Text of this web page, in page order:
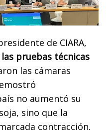
de CIARA,
pruebas técnicas
las cámaras
no aumentó su
sino que la
contracción.